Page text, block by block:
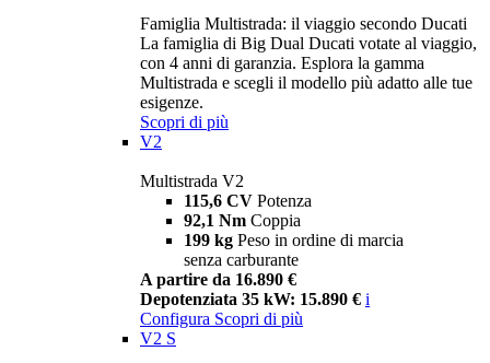
Famiglia Multistrada: il viaggio secondo Ducati
La famiglia di Big Dual Ducati votate al viaggio,
con 4 anni di garanzia. Esplora la gamma
Multistrada e scegli il modello più adatto alle tue
esigenze.
Scopri di più
V2
Multistrada V2
115,6 CV Potenza
92,1 Nm Coppia
199 kg Peso in ordine di marcia
senza carburante
A partire da 16.890 €
Depotenziata 35 kW: 15.890 € i
Configura Scopri di più
V2 S